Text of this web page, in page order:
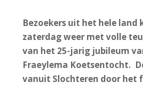
Bezoekers uit het hele land
zaterdag weer met volle
van het 25-jarig jubileum
Fraeylema Koetsentocht.
vanuit Slochteren door het